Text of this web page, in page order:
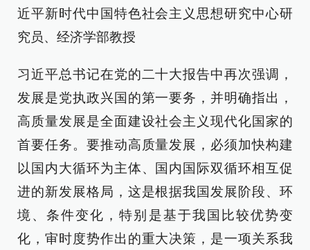
近平新时代中国特色社会主义思想研究中心研
究员、经济学部教授
习近平总书记在党的二十大报告中再次强调，
发展是党执政兴国的第一要务，并明确指出，
高质量发展是全面建设社会主义现代化国家的
首要任务。要推动高质量发展，必须加快构建
以国内大循环为主体、国内国际双循环相互促
进的新发展格局，这是根据我国发展阶段、环
境、条件变化，特别是基于我国比较优势变
化，审时度势作出的重大决策，是一项关系我